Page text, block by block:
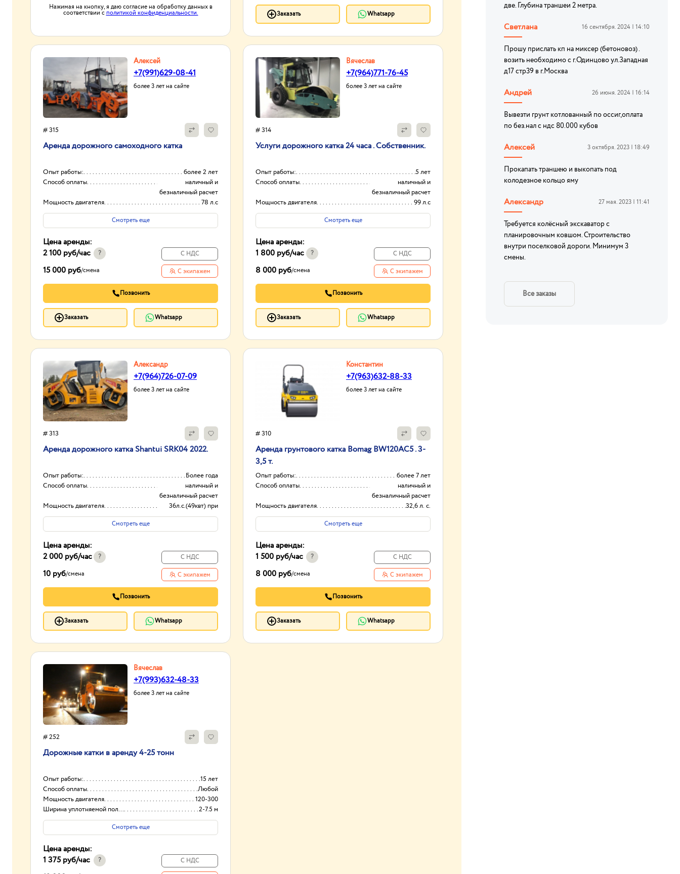
Нажимая на кнопку, я даю согласие на обработку данных в
соответствии сполитикой конфиденциальности. Заказать Whatsapp
Алексей
+7(991)629-08-41
более 3 лет на сайте
# 315
Аренда дорожного самоходного катка
Опыт работы:
более 2 лет
Способ оплаты
наличный и
безналичный расчет
Мощность двигателя
78 л.с
Ширина уплотняемой полосы
1700 мм
Смотреть еще
Цена аренды:
2 100 руб/час ?
15 000 руб/смена
С НДС
С экипажем
Позвонить
Заказать Whatsapp
Вячеслав
+7(964)771-76-45
более 3 лет на сайте
# 314
Услуги дорожного катка 24 часа . Собственник.
Опыт работы:
5 лет
Способ оплаты
наличный и
безналичный расчет
Мощность двигателя
99 л.с
Ширина уплотняемой полосы
1.68 м
Смотреть еще
Цена аренды:
1 800 руб/час ?
8 000 руб/смена
С НДС
С экипажем
Позвонить
Заказать Whatsapp
Александр
+7(964)726-07-09
более 3 лет на сайте
# 313
Аренда дорожного катка Shantui SRK04 2022.
Опыт работы:
Более года
Способ оплаты
наличный и
безналичный расчет
Мощность двигателя
36л.с.(49квт) при
2000об/мин
Ширина уплотняемой полосыСмотреть еще
Цена аренды:
2 000 руб/час ?
10 руб/смена
С НДС
С экипажем
Позвонить
Заказать Whatsapp
Константин
+7(963)632-88-33
более 3 лет на сайте
# 310
Аренда грунтового катка Bomag BW120AC5 . 3-
3,5 т.
Опыт работы:
более 7 лет
Способ оплаты
наличный и
безналичный расчет
Мощность двигателя
32,6 л. с.
Ширина уплотняемой полосы
1.2 м
Смотреть еще
Цена аренды:
1 500 руб/час ?
8 000 руб/смена
С НДС
С экипажем
Позвонить
Заказать Whatsapp
Вячеслав
+7(993)632-48-33
более 3 лет на сайте
# 252
Дорожные катки в аренду 4-25 тонн
Опыт работы:
15 лет
Способ оплаты
Любой
Мощность двигателя
120-300
Ширина уплотняемой полосы
2-7.5 м
Смотреть еще
Цена аренды:
1 375 руб/час ? С НДС
две. Глубина траншеи 2 метра.
Светлана 16 сентября. 2024 | 14:10
Прошу прислать кп на миксер (бетоновоз) .
возить необходимо с г.Одинцово ул.Западная
д17 стр39 в г.Москва
Андрей 26 июня. 2024 | 16:14
Вывезти грунт котлованный по оссиг,оплата
по без.нал с ндс 80.000 кубов
Алексей 3 октября. 2023 | 18:49
Прокапать траншею и выкопать под
колодезное кольцо яму
Александр 27 мая. 2023 | 11:41
Требуется колёсный экскаватор с
планировочным ковшом. Строительство
внутри поселковой дороги. Минимум 3
смены.
Все заказы